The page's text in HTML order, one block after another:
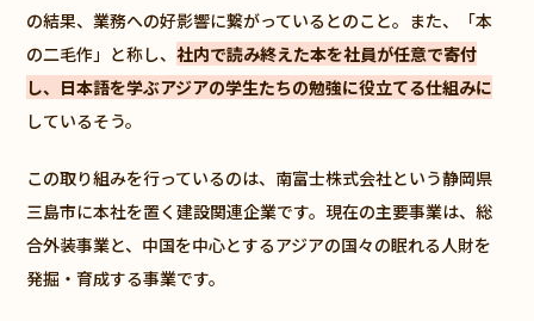
の結果、業務への好影響に繋がっているとのこと。また、「本
の二毛作」と称し、社内で読み終えた本を社員が任意で寄付
し、日本語を学ぶアジアの学生たちの勉強に役立てる仕組みに
しているそう。
この取り組みを行っているのは、南富士株式会社という静岡県
三島市に本社を置く建設関連企業です。現在の主要事業は、総
合外装事業と、中国を中心とするアジアの国々の眠れる人財を
発掘・育成する事業です。